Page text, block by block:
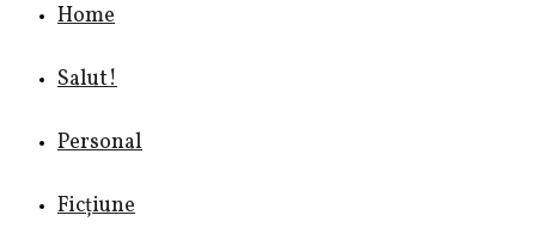
Home
Salut!
Personal
Ficțiune